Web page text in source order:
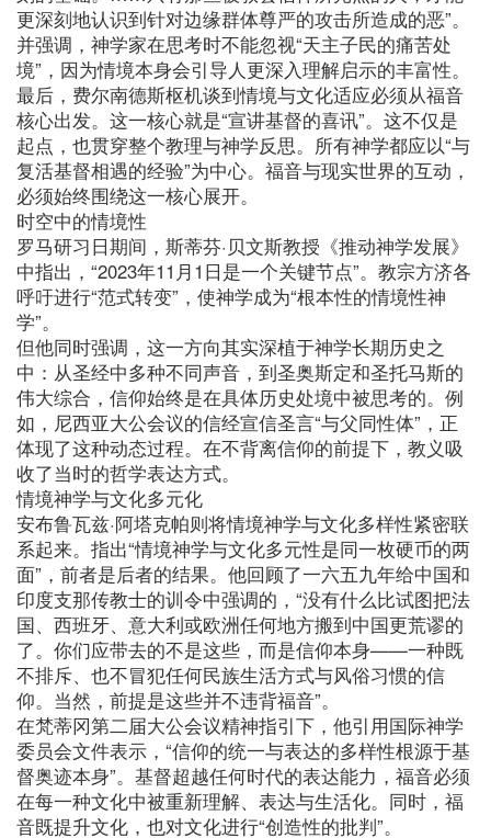
更深刻地认识到针对边缘群体尊严的攻击所造成的恶”。
并强调，神学家在思考时不能忽视“天主子民的痛苦处
境”，因为情境本身会引导人更深入理解启示的丰富性。
最后，费尔南德斯枢机谈到情境与文化适应必须从福音
核心出发。这一核心就是“宣讲基督的喜讯”。这不仅是
起点，也贯穿整个教理与神学反思。所有神学都应以“与
复活基督相遇的经验”为中心。福音与现实世界的互动，
必须始终围绕这一核心展开。
时空中的情境性
罗马研习日期间，斯蒂芬·贝文斯教授《推动神学发展》
中指出，“2023年11月1日是一个关键节点”。教宗方济各
呼吁进行“范式转变”，使神学成为“根本性的情境性神
学”。
但他同时强调，这一方向其实深植于神学长期历史之
中：从圣经中多种不同声音，到圣奥斯定和圣托马斯的
伟大综合，信仰始终是在具体历史处境中被思考的。例
如，尼西亚大公会议的信经宣信圣言“与父同性体”，正
体现了这种动态过程。在不背离信仰的前提下，教义吸
收了当时的哲学表达方式。
情境神学与文化多元化
安布鲁瓦兹·阿塔克帕则将情境神学与文化多样性紧密联
系起来。指出“情境神学与文化多元性是同一枚硬币的两
面”，前者是后者的结果。他回顾了一六五九年给中国和
印度支那传教士的训令中强调的，“没有什么比试图把法
国、西班牙、意大利或欧洲任何地方搬到中国更荒谬的
了。你们应带去的不是这些，而是信仰本身——一种既
不排斥、也不冒犯任何民族生活方式与风俗习惯的信
仰。当然，前提是这些并不违背福音”。
在梵蒂冈第二届大公会议精神指引下，他引用国际神学
委员会文件表示，“信仰的统一与表达的多样性根源于基
督奥迹本身”。基督超越任何时代的表达能力，福音必须
在每一种文化中被重新理解、表达与生活化。同时，福
音既提升文化，也对文化进行“创造性的批判”。